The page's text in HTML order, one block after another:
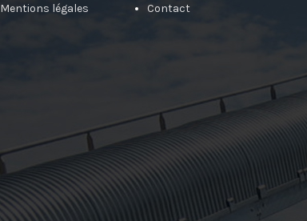
Mentions légales Contact